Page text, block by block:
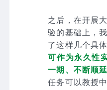
之后，在开展
验的基础上，
了这样几个具体
可作为永久性
一期、不断顺
任务可以教授